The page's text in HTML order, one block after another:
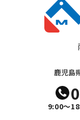
鹿児島
9:00～